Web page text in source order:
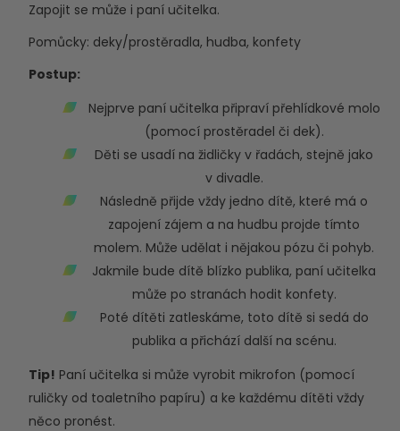
Zapojit se může i paní učitelka.
Pomůcky: deky/prostěradla, hudba, konfety
Postup:
Nejprve paní učitelka připraví přehlídkové molo
(pomocí prostěradel či dek).
Děti se usadí na židličky v řadách, stejně jako
v divadle.
Následně přijde vždy jedno dítě, které má o
zapojení zájem a na hudbu projde tímto
molem. Může udělat i nějakou pózu či pohyb.
Jakmile bude dítě blízko publika, paní učitelka
může po stranách hodit konfety.
Poté dítěti zatleskáme, toto dítě si sedá do
publika a přichází další na scénu.
Tip! Paní učitelka si může vyrobit mikrofon (pomocí
ruličky od toaletního papíru) a ke každému dítěti vždy
něco pronést.